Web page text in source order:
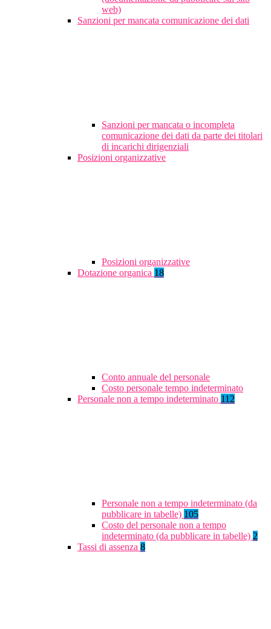
web)
Sanzioni per mancata comunicazione dei dati
Sanzioni per mancata o incompleta
comunicazione dei dati da parte dei titolari
di incarichi dirigenziali
Posizioni organizzative
Posizioni organizzative
Dotazione organica 18
Conto annuale del personale
Costo personale tempo indeterminato
Personale non a tempo indeterminato 112
Personale non a tempo indeterminato (da
pubblicare in tabelle) 105
Costo del personale non a tempo
indeterminato (da pubblicare in tabelle) 2
Tassi di assenza 8